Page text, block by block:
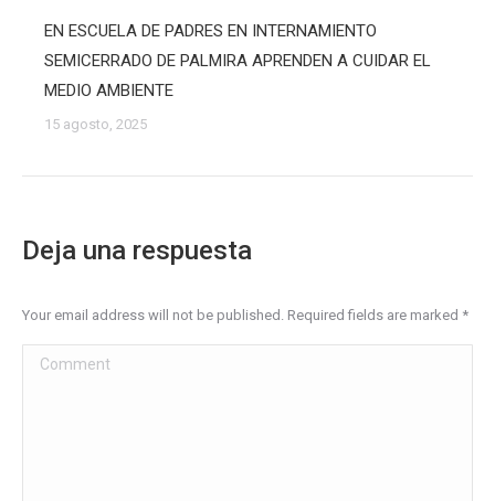
EN ESCUELA DE PADRES EN INTERNAMIENTO
SEMICERRADO DE PALMIRA APRENDEN A CUIDAR EL
MEDIO AMBIENTE
15 agosto, 2025
Deja una respuesta
Your email address will not be published. Required fields are marked *
Comment